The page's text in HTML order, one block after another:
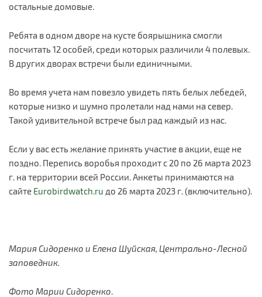
остальные домовые.
Ребята в одном дворе на кусте боярышника смогли
посчитать 12 особей, среди которых различили 4 полевых.
В других дворах встречи были единичными.
Во время учета нам повезло увидеть пять белых лебедей,
которые низко и шумно пролетали над нами на север.
Такой удивительной встрече был рад каждый из нас.
Если у вас есть желание принять участие в акции, еще не
поздно. Перепись воробья проходит с 20 по 26 марта 2023
г. на территории всей России. Анкеты принимаются на
сайте Eurobirdwatch.ru до 26 марта 2023 г. (включительно).
Мария Сидоренко и Елена Шуйская, Центрально-Лесной
заповедник.
Фото Марии Сидоренко.